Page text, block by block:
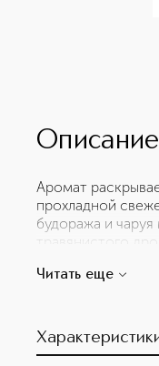
Описание
Аромат
прохладной
будоража и
травянистого
теплая ваниль,
Читать еще